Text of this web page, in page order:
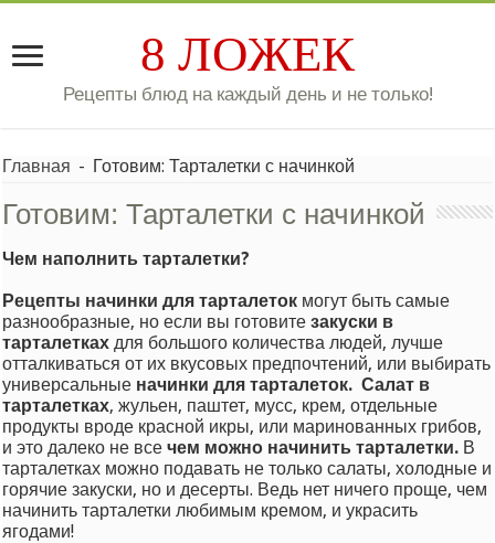
8 ЛОЖЕК
Рецепты блюд на каждый день и не только!
Главная - Готовим: Тарталетки с начинкой
Готовим:Тарталетки с начинкой
Чем наполнить тарталетки?
Рецепты начинки для тарталеток могут быть самые
разнообразные, но если вы готовитезакуски в
тарталетках для большого количества людей, лучше
отталкиваться от их вкусовых предпочтений, или выбирать
универсальные начинки для тарталеток.Салат в
тарталетках, жульен, паштет, мусс, крем, отдельные
продукты вроде красной икры, или маринованных грибов,
и это далеко не всечем можно начинить тарталетки. В
тарталетках можно подавать не только салаты, холодные и
горячие закуски, но и десерты. Ведь нет ничего проще, чем
начинить тарталетки любимым кремом, и украсить
ягодами!